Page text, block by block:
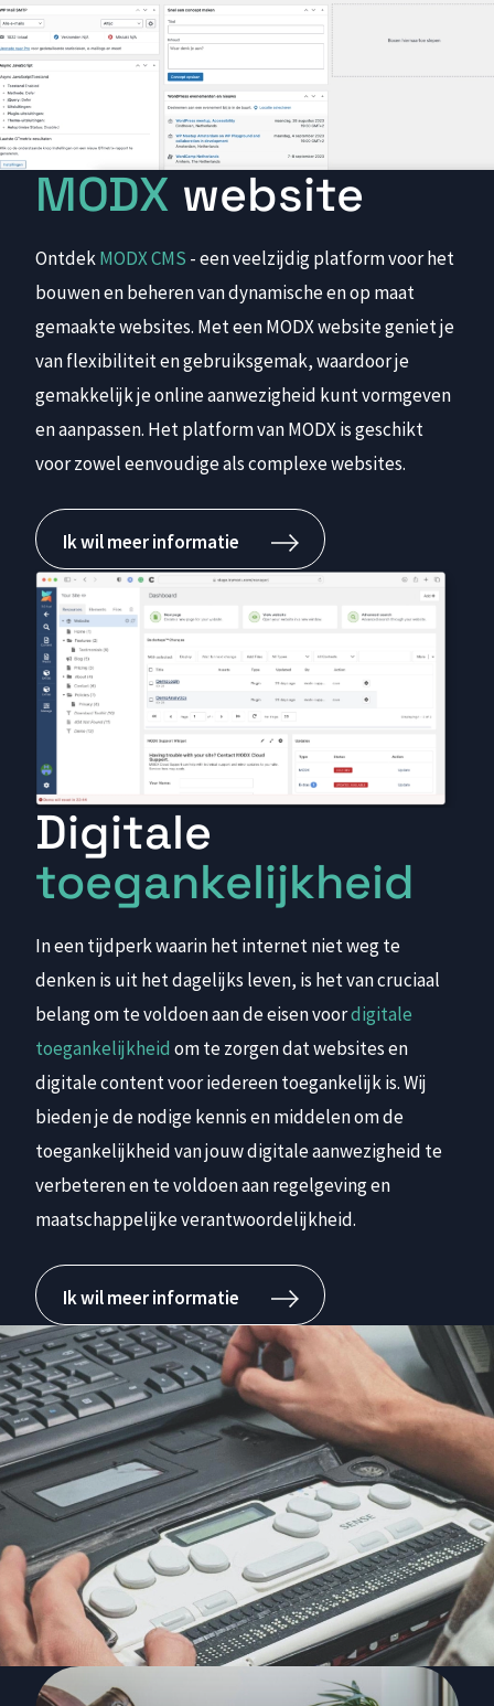
MODX website
OntdekMODX CMS - een veelzijdig platform voor het
bouwen en beheren van dynamische en op maat
gemaakte websites. Met een MODX website geniet je
van flexibiliteit en gebruiksgemak, waardoor je
gemakkelijk je online aanwezigheid kunt vormgeven
en aanpassen. Het platform van MODX is geschikt
voor zowel eenvoudige als complexe websites.
Ik wil meer informatie
Digitale
toegankelijkheid
In een tijdperk waarin het internet niet weg te
denken is uit het dagelijks leven, is het van cruciaal
belang om te voldoen aan de eisen voordigitale
toegankelijkheid om te zorgen dat websites en
digitale content voor iedereen toegankelijk is. Wij
bieden je de nodige kennis en middelen om de
toegankelijkheid van jouw digitale aanwezigheid te
verbeteren en te voldoen aan regelgeving en
maatschappelijke verantwoordelijkheid.
Ik wil meer informatie